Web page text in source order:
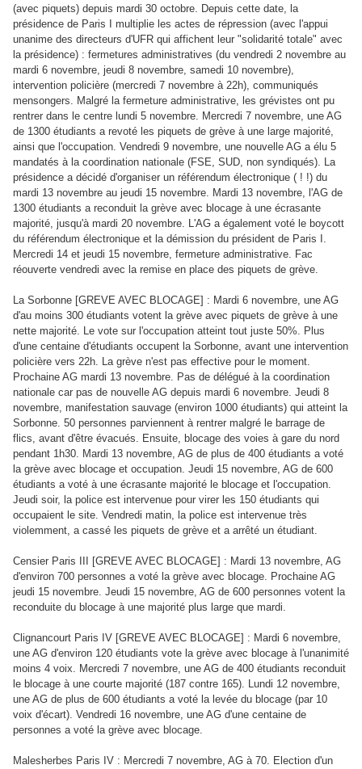
(avec piquets) depuis mardi 30 octobre. Depuis cette date, la
présidence de Paris I multiplie les actes de répression (avec l'appui
unanime des directeurs d'UFR qui affichent leur "solidarité totale" avec
la présidence) : fermetures administratives (du vendredi 2 novembre au
mardi 6 novembre, jeudi 8 novembre, samedi 10 novembre),
intervention policière (mercredi 7 novembre à 22h), communiqués
mensongers. Malgré la fermeture administrative, les grévistes ont pu
rentrer dans le centre lundi 5 novembre. Mercredi 7 novembre, une AG
de 1300 étudiants a revoté les piquets de grève à une large majorité,
ainsi que l'occupation. Vendredi 9 novembre, une nouvelle AG a élu 5
mandatés à la coordination nationale (FSE, SUD, non syndiqués). La
présidence a décidé d'organiser un référendum électronique ( ! !) du
mardi 13 novembre au jeudi 15 novembre. Mardi 13 novembre, l'AG de
1300 étudiants a reconduit la grève avec blocage à une écrasante
majorité, jusqu'à mardi 20 novembre. L'AG a également voté le boycott
du référendum électronique et la démission du président de Paris I.
Mercredi 14 et jeudi 15 novembre, fermeture administrative. Fac
réouverte vendredi avec la remise en place des piquets de grève.
La Sorbonne [GREVE AVEC BLOCAGE] : Mardi 6 novembre, une AG
d'au moins 300 étudiants votent la grève avec piquets de grève à une
nette majorité. Le vote sur l'occupation atteint tout juste 50%. Plus
d'une centaine d'étudiants occupent la Sorbonne, avant une intervention
policière vers 22h. La grève n'est pas effective pour le moment.
Prochaine AG mardi 13 novembre. Pas de délégué à la coordination
nationale car pas de nouvelle AG depuis mardi 6 novembre. Jeudi 8
novembre, manifestation sauvage (environ 1000 étudiants) qui atteint la
Sorbonne. 50 personnes parviennent à rentrer malgré le barrage de
flics, avant d'être évacués. Ensuite, blocage des voies à gare du nord
pendant 1h30. Mardi 13 novembre, AG de plus de 400 étudiants a voté
la grève avec blocage et occupation. Jeudi 15 novembre, AG de 600
étudiants a voté à une écrasante majorité le blocage et l'occupation.
Jeudi soir, la police est intervenue pour virer les 150 étudiants qui
occupaient le site. Vendredi matin, la police est intervenue très
violemment, a cassé les piquets de grève et a arrêté un étudiant.
Censier Paris III [GREVE AVEC BLOCAGE] : Mardi 13 novembre, AG
d'environ 700 personnes a voté la grève avec blocage. Prochaine AG
jeudi 15 novembre. Jeudi 15 novembre, AG de 600 personnes votent la
reconduite du blocage à une majorité plus large que mardi.
Clignancourt Paris IV [GREVE AVEC BLOCAGE] : Mardi 6 novembre,
une AG d'environ 120 étudiants vote la grève avec blocage à l'unanimité
moins 4 voix. Mercredi 7 novembre, une AG de 400 étudiants reconduit
le blocage à une courte majorité (187 contre 165). Lundi 12 novembre,
une AG de plus de 600 étudiants a voté la levée du blocage (par 10
voix d'écart). Vendredi 16 novembre, une AG d'une centaine de
personnes a voté la grève avec blocage.
Malesherbes Paris IV : Mercredi 7 novembre, AG à 70. Election d'un